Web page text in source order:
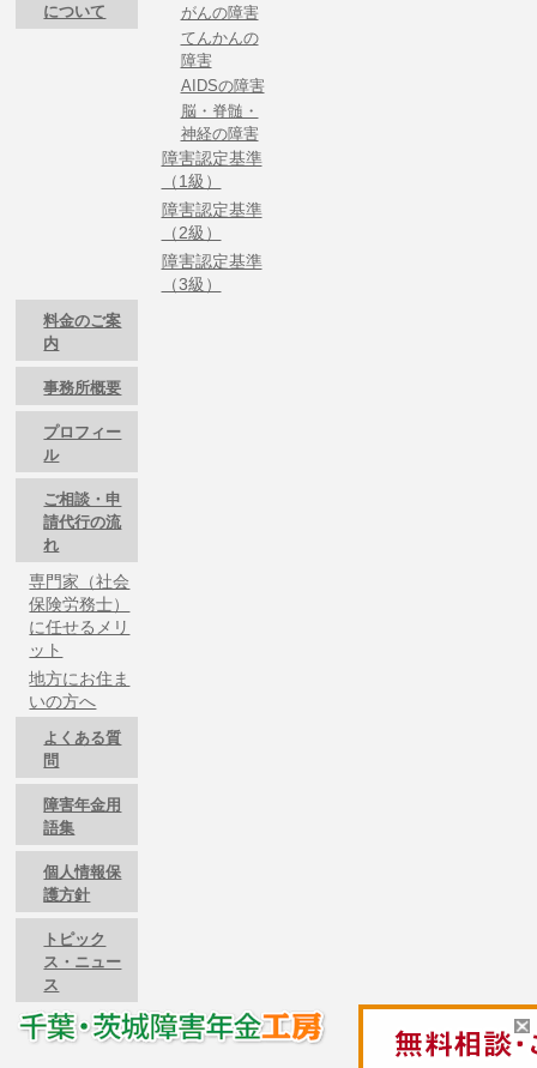
について
がんの障害
てんかんの
障害
AIDSの障害
脳・脊髄・
神経の障害
障害認定基準
（1級）
障害認定基準
（2級）
障害認定基準
（3級）
料金のご案
内
事務所概要
プロフィー
ル
ご相談・申
請代行の流
れ
専門家（社会
保険労務士）
に任せるメリ
ット
地方にお住ま
いの方へ
よくある質
問
障害年金用
語集
個人情報保
護方針
トピック
ス・ニュー
ス